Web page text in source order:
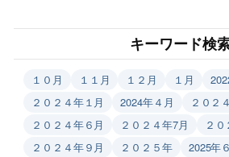
キーワード検
１０月 １１月 １２月 １月
２０２４年１月
2024年４月
２０２
２０２４年６月
２０２４年7月
２
２０２４年９月
２０２５年 2025年